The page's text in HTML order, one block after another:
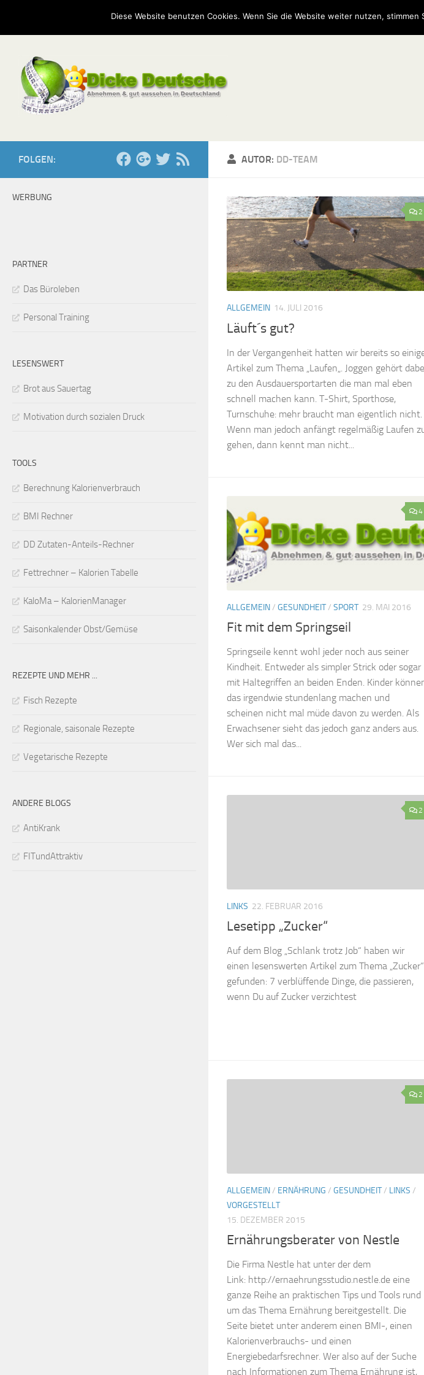
Kontakt Serien Umfragen
AUTOR: DD-TEAM
2
ALLGEMEIN 14. JULI 2016
Läuft´s gut?
In der Vergangenheit hatten wir bereits so
Artikel zum Thema „Laufen„. Joggen gehört
zu den Ausdauersportarten die man mal eben
schnell machen kann. T-Shirt, Sporthose,
Turnschuhe: mehr braucht man eigentlich nicht.
Wenn man jedoch anfängt regelmäßig Laufen
gehen, dann kennt man nicht...
4
ALLGEMEIN/ GESUNDHEIT/ SPORT 29. MAI 2016
Fit mit dem Springseil
Springseile kennt wohl jeder noch aus seiner
Kindheit. Entweder als simpler Strick oder sogar
mit Haltegriffen an beiden Enden. Kinder
das irgendwie stundenlang machen und
scheinen nicht mal müde davon zu werden. Als
Erwachsener sieht das jedoch ganz anders aus.
Wer sich mal das...
2
LINKS 22. FEBRUAR 2016
Lesetipp „Zucker“
Auf dem Blog „Schlank trotz Job“ haben wir
einen lesenswerten Artikel zum Thema „Zucker“
gefunden: 7 verblüffende Dinge, die passieren,
wenn Du auf Zucker verzichtest
2
ALLGEMEIN/ ERNÄHRUNG / GESUNDHEIT/ LINKS /
VORGESTELLT
15. DEZEMBER 2015
Ernährungsberater von Nestle
Die Firma Nestle hat unter der dem
Link: http://ernaehrungsstudio.nestle.de eine
ganze Reihe an praktischen Tips und Tools rund
um das Thema Ernährung bereitgestellt. Die
Seite bietet unter anderem einen BMI-, einen
Kalorienverbrauchs- und einen
Energiebedarfsrechner. Wer also auf der Suche
nach Informationen zum Thema Ernährung ist,
FOLGEN:
WERBUNG
PARTNER
Das Büroleben
Personal Training
LESENSWERT
Brot aus Sauertag
Motivation durch sozialen Druck
TOOLS
Berechnung Kalorienverbrauch
BMI Rechner
DD Zutaten-Anteils-Rechner
Fettrechner – Kalorien Tabelle
KaloMa – KalorienManager
Saisonkalender Obst/Gemüse
REZEPTE UND MEHR ...
Fisch Rezepte
Regionale, saisonale Rezepte
Vegetarische Rezepte
ANDERE BLOGS
AntiKrank
FITundAttraktiv
Diese Website benutzen Cookies. Wenn Sie die Website weiter nutzen, stimmen